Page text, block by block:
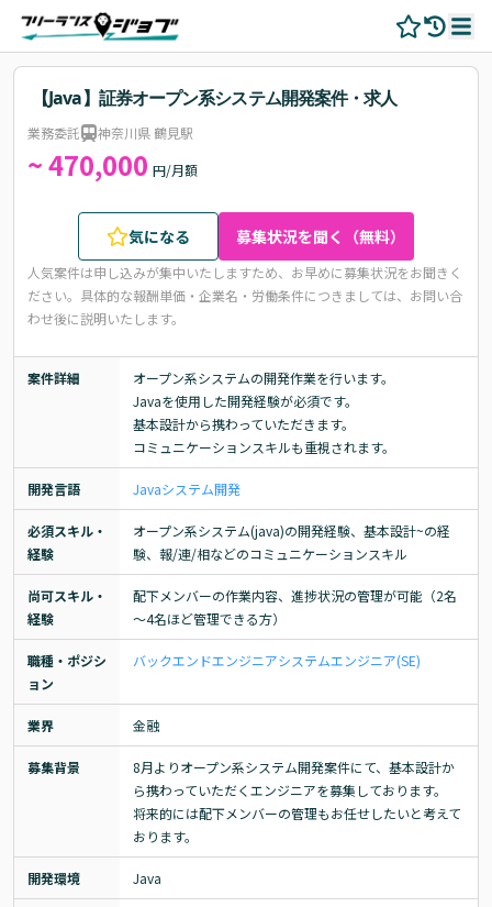
【Java】証券オープン系システム開発案件・求人
業務委託 神奈川県 鶴見駅
~ 470,000 円/月額
気になる 募集状況を聞く（無料）
人気案件は申し込みが集中いたしますため、お早めに募集状況をお聞きく
ださい。 具体的な報酬単価・企業名・労働条件につきましては、お問い合
わせ後に説明いたします。
案件詳細
オープン系システムの開発作業を行います。
Javaを使用した開発経験が必須です。
基本設計から携わっていただきます。
コミュニケーションスキルも重視されます。
開発言語 Javaシステム開発
必須スキル・
経験
オープン系システム(java)の開発経験、基本設計~の経
験、報/連/相などのコミュニケーションスキル
尚可スキル・
経験
配下メンバーの作業内容、進捗状況の管理が可能（2名
～4名ほど管理できる方）
職種・ポジシ
ョン
バックエンドエンジニアシステムエンジニア(SE)
業界 金融
募集背景
8月よりオープン系システム開発案件にて、基本設計か
ら携わっていただくエンジニアを募集しております。
将来的には配下メンバーの管理もお任せしたいと考えて
おります。
開発環境 Java